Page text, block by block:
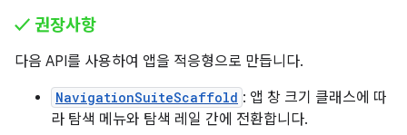
✓ 권장사항
다음 API를 사용하여 앱을 적응형으로 만듭니다.
NavigationSuiteScaffold : 앱 창 크기 클래스에 따
라 탐색 메뉴와 탐색 레일 간에 전환합니다.